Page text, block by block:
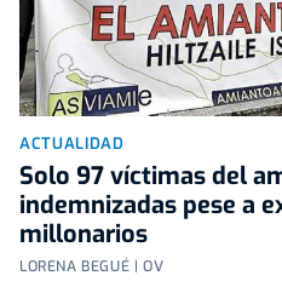
ACTUALIDAD
Solo 97 víctimas del
indemnizadas pese a
millonarios
LORENA BEGUÉ | OV